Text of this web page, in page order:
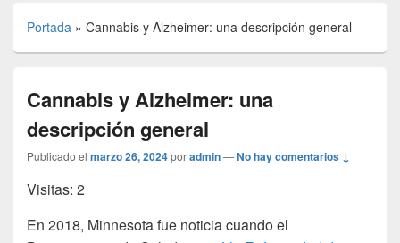
Portada » Cannabis y Alzheimer: una descripción general
Cannabis y Alzheimer: una
descripción general
Publicado el marzo 26, 2024poradmin—No hay comentarios ↓
Visitas: 2
En 2018, Minnesota fue noticia cuando el